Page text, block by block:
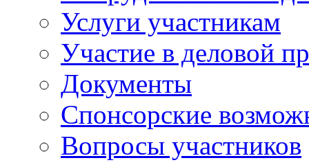
Услуги участникам
Участие в деловой
Документы
Спонсорские
Вопросы участников